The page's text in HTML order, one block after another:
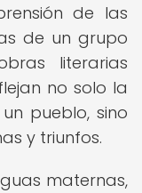
de las
de un grupo
literarias
no solo la
pueblo, sino
y triunfos.
maternas,